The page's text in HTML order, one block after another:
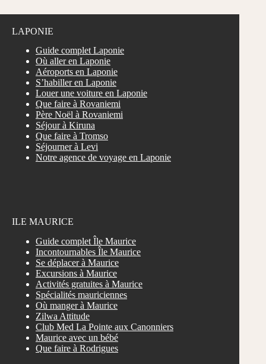
LAPONIE
Guide complet Laponie
Où aller en Laponie
Aéroports en Laponie
S’habiller en Laponie
Louer une voiture en Laponie
Que faire à Rovaniemi
Père Noël à Rovaniemi
Séjour à Kiruna
Que faire à Tromso
Séjourner à Levi
Notre agence de voyage en Laponie
ILE MAURICE
Guide complet Île Maurice
Incontournables Île Maurice
Se déplacer à Maurice
Excursions à Maurice
Activités gratuites à Maurice
Spécialités mauriciennes
Où manger à Maurice
Zilwa Attitude
Club Med La Pointe aux Canonniers
Maurice avec un bébé
Que faire à Rodrigues